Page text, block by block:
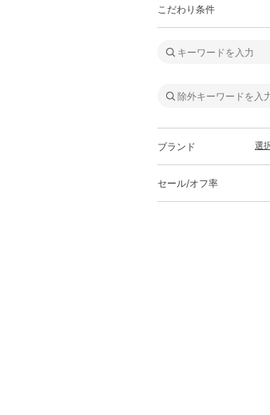
こだわり条件
ブランド 選
セール/オフ率